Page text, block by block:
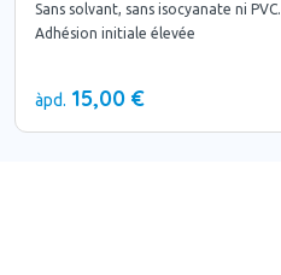
Sans solvant, sans isocyanate ni PVC.
Adhésion initiale élevée
àpd. 15,00 €